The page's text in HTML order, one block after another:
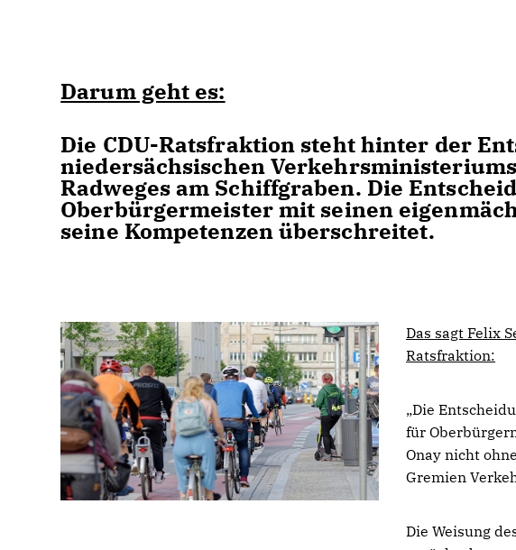
Darum geht es:
Die CDU-Ratsfraktion steht hinter der
niedersächsischen
Radweges am Schiffgraben. Die
Oberbürgermeister mit seinen
seine Kompetenzen überschreitet.
Das sagt Felix
Ratsfraktion:
Die
für
Onay nicht
Gremien
Die Weisung